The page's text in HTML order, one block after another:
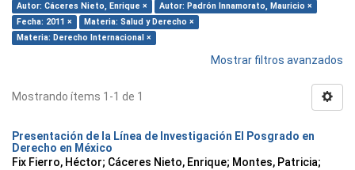
Autor: Cáceres Nieto, Enrique ×
Autor: Padrón Innamorato, Mauricio ×
Fecha: 2011 ×
Materia: Salud y Derecho ×
Materia: Derecho Internacional ×
Mostrar filtros avanzados
Mostrando ítems 1-1 de 1
Presentación de la Línea de Investigación El Posgrado en
Derecho en México
Fix Fierro, Héctor; Cáceres Nieto, Enrique; Montes, Patricia;